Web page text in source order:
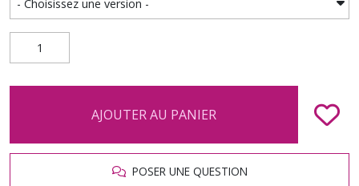
AJOUTER AU PANIER
POSER UNE QUESTION